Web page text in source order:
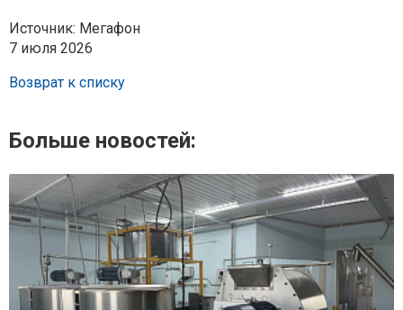
Источник: Мегафон
7 июля 2026
Возврат к списку
Больше новостей: